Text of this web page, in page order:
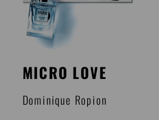
MICRO LOVE
Dominique Ropion